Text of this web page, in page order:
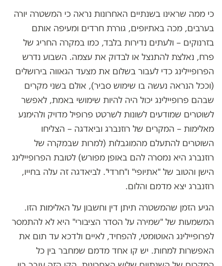
כי ממה שראינו בשנתיים האחרונות נראה כי המשטרה יורה
בערבים, מכה באתיופים, גוררת חרדים ומעיפה אותם
בזרנוקים – ולעתים נדירות בלבד, כמו במקרה החריג של
פרח, נאלצת להתנצל או לבדוק את עצמה. השבוע נדרש
הפרופיילינג כדי לעבור בשלום את מצעד הגאווה בירושלים
(וככל הנראה נעשה בו שימוש סביר), אולם בשני מקרים
שבהם פרופיילינג יכול היה להיות שימושי באמת, לאפשר
לשוטרים שמודעים לשונות לשרטט פרופיל מדויק ולהימנע
מאלימות – המקרים של רוזנברג וביאדגה – הצליחו
השוטרים להתעלם מהמוגבלות (למרות שבמקרה של
רוזנברג היא נמסרה להם באופן מפורש) לטובת הפרופיילינג
הישן והטוב של "אתיופי" ו"חרדי". לביאדגה זה עלה בחייו,
רוזנברג יצא מדמם והלום.
הגיע הזמן שהמשטרה תיתן דין וחשבון על האלימות הזו.
המשמעות של "שמירה על הסדר הציבורי" היא לא להתמסר
לפרופיילינג האוטומטי, להפחיד, לאיים ולדכא עד תום את
האפשרות למחות. יש קו אחד מדמם שמחבר בין כל